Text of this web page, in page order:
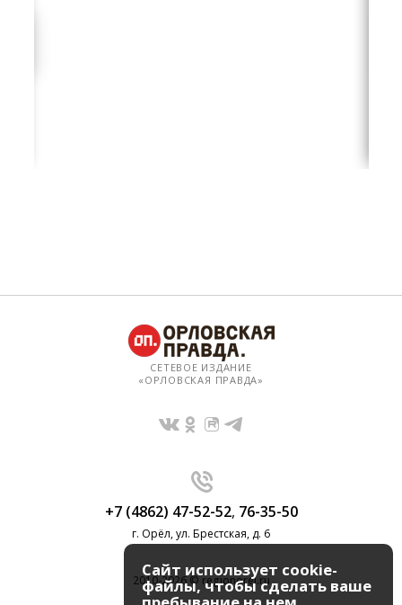
СЕТЕВОЕ ИЗДАНИЕ
«ОРЛОВСКАЯ ПРАВДА»
+7 (4862) 47-52-52, 76-35-50
г. Орёл, ул. Брестская, д. 6
2010-2026 © regionorel.ru
Сайт использует cookie-
файлы, чтобы сделать ваше